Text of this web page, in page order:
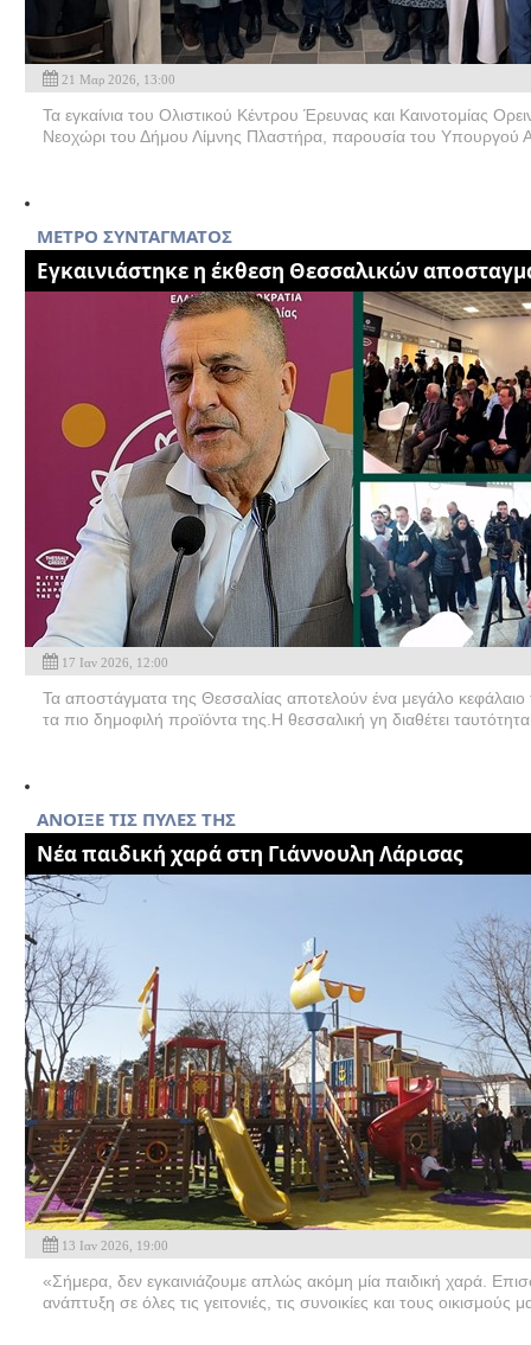
21 Μαρ 2026, 13:00
Τα εγκαίνια του Ολιστικού Κέντρου Έρευνας και Καινοτομίας
Νεοχώρι του Δήμου Λίμνης Πλαστήρα, παρουσία του Υπουργού
METΡΟ ΣΥΝΤΑΓΜΑΤΟΣ
Εγκαινιάστηκε η έκθεση Θεσσαλικών
17 Ιαν 2026, 12:00
Τα αποστάγματα της Θεσσαλίας αποτελούν ένα μεγάλο κεφάλαιο
τα πιο δημοφιλή προϊόντα της.Η θεσσαλική γη διαθέτει
ΑΝΟΙΞΕ ΤΙΣ ΠΥΛΕΣ ΤΗΣ
Nέα παιδική χαρά στη Γιάννουλη Λάρισας
13 Ιαν 2026, 19:00
«Σήμερα, δεν εγκαινιάζουμε απλώς ακόμη μία παιδική χαρά.
ανάπτυξη σε όλες τις γειτονιές, τις συνοικίες και τους οικισμούς